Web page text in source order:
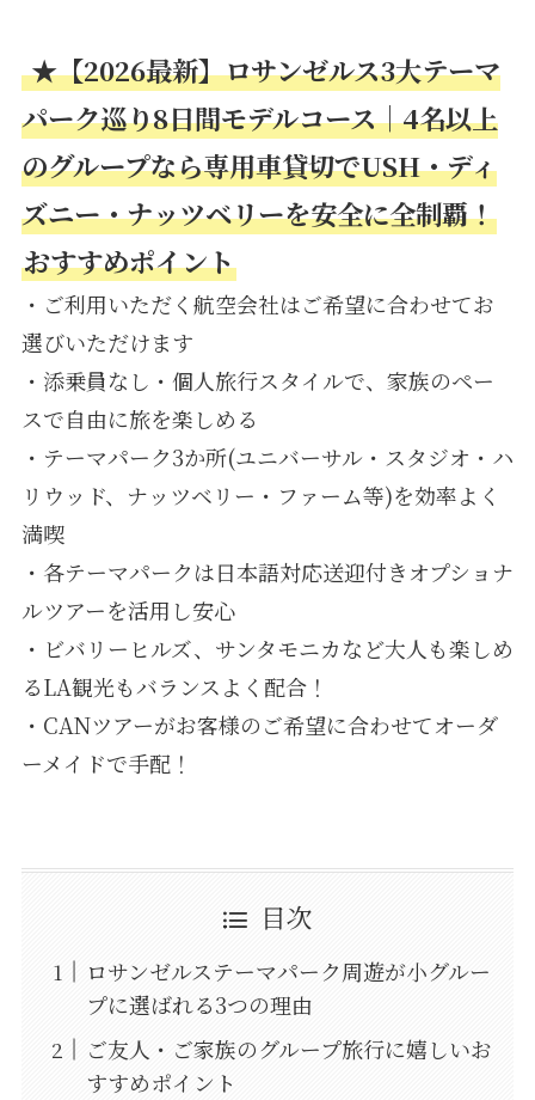
★【2026最新】ロサンゼルス3大テーマ
パーク巡り8日間モデルコース｜4名以上
のグループなら専用車貸切でUSH・ディ
ズニー・ナッツベリーを安全に全制覇！
おすすめポイント
・ご利用いただく航空会社はご希望に合わせてお
選びいただけます
・添乗員なし・個人旅行スタイルで、家族のペー
スで自由に旅を楽しめる
・テーマパーク3か所(ユニバーサル・スタジオ・ハ
リウッド、ナッツベリー・ファーム等)を効率よく
満喫
・各テーマパークは日本語対応送迎付きオプショナ
ルツアーを活用し安心
・ビバリーヒルズ、サンタモニカなど大人も楽しめ
るLA観光もバランスよく配合！
・CANツアーがお客様のご希望に合わせてオーダ
ーメイドで手配！
目次
ロサンゼルステーマパーク周遊が小グルー
プに選ばれる3つの理由
ご友人・ご家族のグループ旅行に嬉しいお
すすめポイント